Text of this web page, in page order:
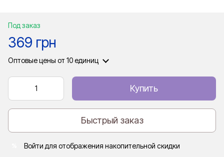
Под заказ
369 грн
Оптовые цены от 10 единиц
Купить
Быстрый заказ
Войти для отображения накопительной скидки